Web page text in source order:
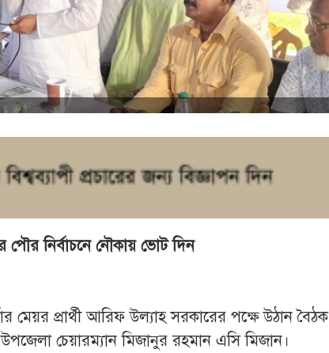
পৌর নির্বাচনে নৌকায় ভোট দিন
মেয়র প্রার্থী আরিফ উল্যাহ সরকারের পক্ষে উঠান বৈঠক
চেয়ারম্যান মিজানুর রহমান এসি মিজান।